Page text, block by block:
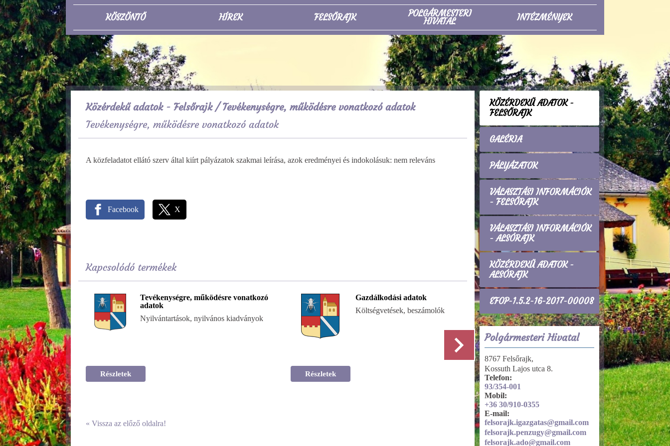
KÖSZÖNTŐ HÍREK FELSŐRAJK POLGÁRMESTERI
HIVATAL INTÉZMÉNYEK
Közérdekű adatok - Felsőrajk/ Tevékenységre, működésre vonatkozó adatok
Tevékenységre, működésre vonatkozó adatok
A közfeladatot ellátó szerv által kiírt pályázatok szakmai leírása, azok eredményei és indokolásuk: nem releváns
Facebook X
Kapcsolódó termékek
Tevékenységre, működésre vonatkozó
adatok
Nyilvántartások, nyilvános kiadványok
Részletek
Gazdálkodási adatok
Költségvetések, beszámolók
Részletek
Gazdálkodási adatok
Működés, helyi rendeletek
Részletek
« Vissza az előző oldalra!
KÖZÉRDEKŰ ADATOK -
FELSŐRAJK
GALÉRIA
PÁLYÁZATOK
VÁLASZTÁSI INFORMÁCIÓK
- FELSŐRAJK
VÁLASZTÁSI INFORMÁCIÓK
- ALSÓRAJK
KÖZÉRDEKŰ ADATOK -
ALSÓRAJK
EFOP-1.5.2-16-2017-00008
Polgármesteri Hivatal
8767 Felsőrajk,
Kossuth Lajos utca 8.
Telefon:
93/354-001
Mobil:
+36 30/910-0355
E-mail:
felsorajk.igazgatas@gmail.com
felsorajk.penzugy@gmail.com
felsorajk.ado@gmail.com